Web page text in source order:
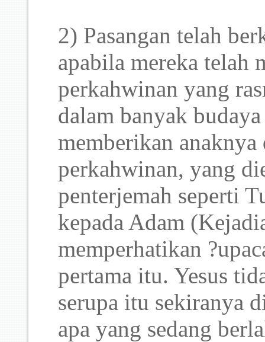
2) Pasangan telah
apabila mereka telah
perkahwinan yang
dalam banyak
memberikan anaknya
perkahwinan, yang
penterjemah seperti
kepada Adam
memperhatikan
pertama itu. Yesus
serupa itu sekiranya
apa yang sedang